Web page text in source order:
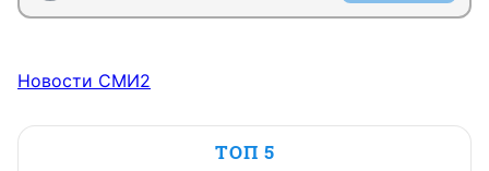
Новости СМИ2
ТОП 5